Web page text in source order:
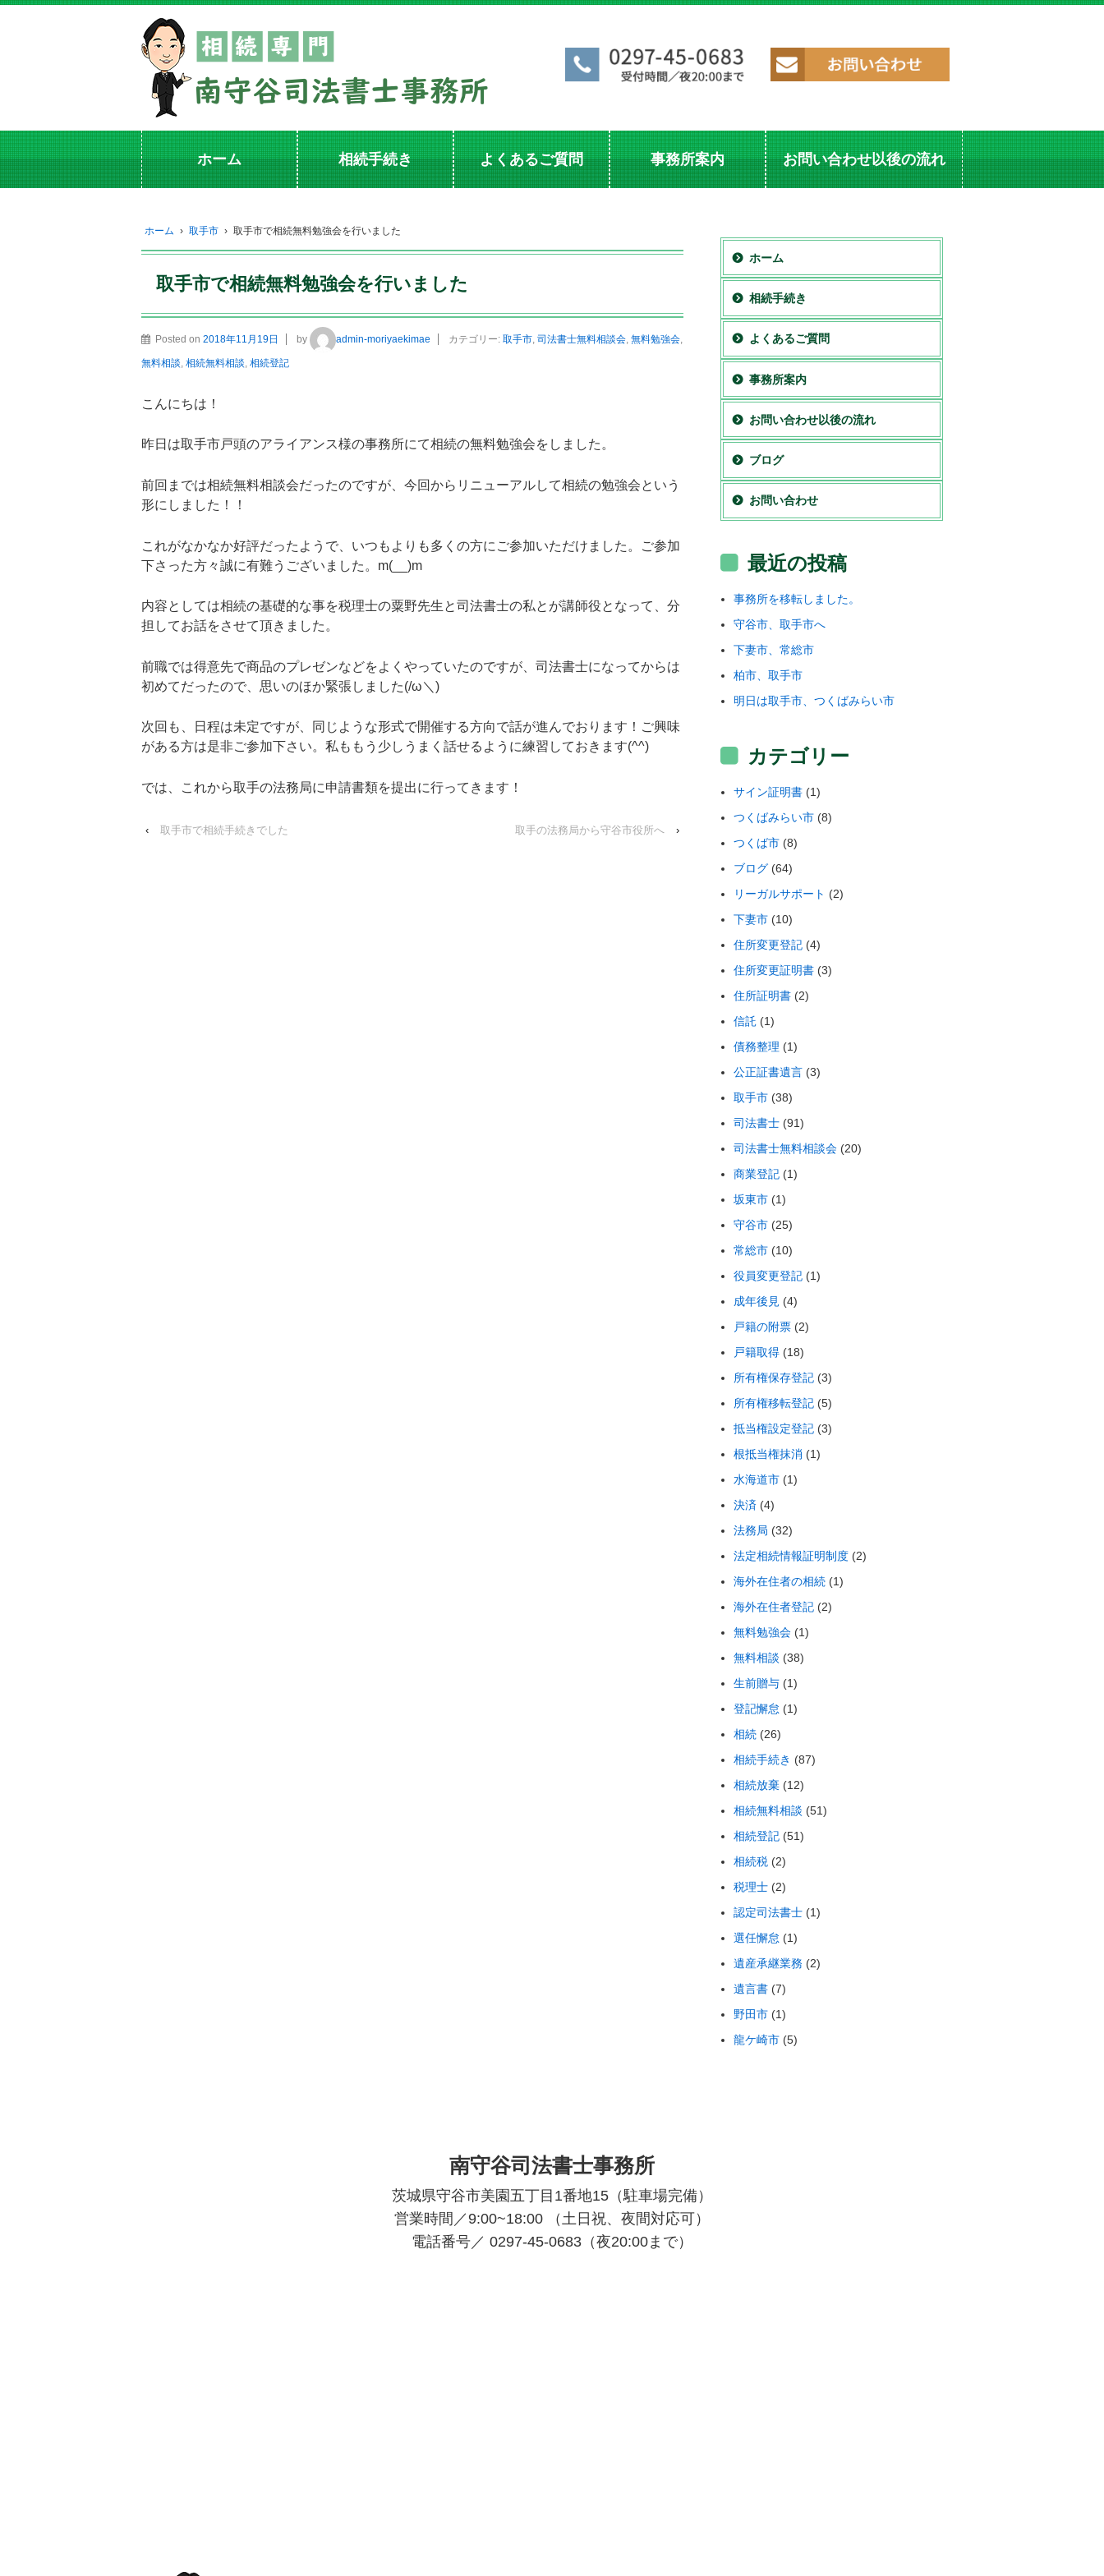
ホーム 相続手続き よくあるご質問 事務所案内 お問い合わせ以後の流れ
ホーム › 取手市 › 取手市で相続無料勉強会を行いました
取手市で相続無料勉強会を行いました
Posted on 2018年11月19日 by admin-moriyaekimae カテゴリー: 取手市, 司法書士無料相談会, 無料勉強会,
無料相談, 相続無料相談, 相続登記
こんにちは！
昨日は取手市戸頭のアライアンス様の事務所にて相続の無料勉強会をしました。
前回までは相続無料相談会だったのですが、今回からリニューアルして相続の勉強会という
形にしました！！
これがなかなか好評だったようで、いつもよりも多くの方にご参加いただけました。ご参加
下さった方々誠に有難うございました。m(__)m
内容としては相続の基礎的な事を税理士の粟野先生と司法書士の私とが講師役となって、分
担してお話をさせて頂きました。
前職では得意先で商品のプレゼンなどをよくやっていたのですが、司法書士になってからは
初めてだったので、思いのほか緊張しました(/ω＼)
次回も、日程は未定ですが、同じような形式で開催する方向で話が進んでおります！ご興味
がある方は是非ご参加下さい。私ももう少しうまく話せるように練習しておきます(^^)
では、これから取手の法務局に申請書類を提出に行ってきます！
‹ 取手市で相続手続きでした 取手の法務局から守谷市役所へ ›
ホーム
相続手続き
よくあるご質問
事務所案内
お問い合わせ以後の流れ
ブログ
お問い合わせ
最近の投稿
事務所を移転しました。
守谷市、取手市へ
下妻市、常総市
柏市、取手市
明日は取手市、つくばみらい市
カテゴリー
サイン証明書(1)
つくばみらい市(8)
つくば市(8)
ブログ(64)
リーガルサポート (2)
下妻市(10)
住所変更登記(4)
住所変更証明書(3)
住所証明書(2)
信託 (1)
債務整理 (1)
公正証書遺言(3)
取手市(38)
司法書士(91)
司法書士無料相談会(20)
商業登記(1)
坂東市(1)
守谷市(25)
常総市(10)
役員変更登記(1)
成年後見 (4)
戸籍の附票(2)
戸籍取得(18)
所有権保存登記(3)
所有権移転登記(5)
抵当権設定登記(3)
根抵当権抹消 (1)
水海道市(1)
決済(4)
法務局 (32)
法定相続情報証明制度(2)
海外在住者の相続(1)
海外在住者登記(2)
無料勉強会(1)
無料相談 (38)
生前贈与(1)
登記懈怠 (1)
相続(26)
相続手続き (87)
相続放棄(12)
相続無料相談 (51)
相続登記(51)
相続税(2)
税理士(2)
認定司法書士(1)
選任懈怠 (1)
遺産承継業務 (2)
遺言書(7)
野田市(1)
龍ケ崎市(5)
南守谷司法書士事務所
茨城県守谷市美園五丁目1番地15（駐車場完備）
営業時間／9:00~18:00 （土日祝、夜間対応可）
電話番号／ 0297-45-0683（夜20:00まで）